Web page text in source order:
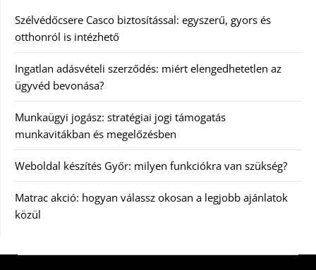
Szélvédőcsere Casco biztosítással: egyszerű, gyors és
otthonról is intézhető
Ingatlan adásvételi szerződés: miért elengedhetetlen az
ügyvéd bevonása?
Munkaügyi jogász: stratégiai jogi támogatás
munkavitákban és megelőzésben
Weboldal készítés Győr: milyen funkciókra van szükség?
Matrac akció: hogyan válassz okosan a legjobb ajánlatok
közül